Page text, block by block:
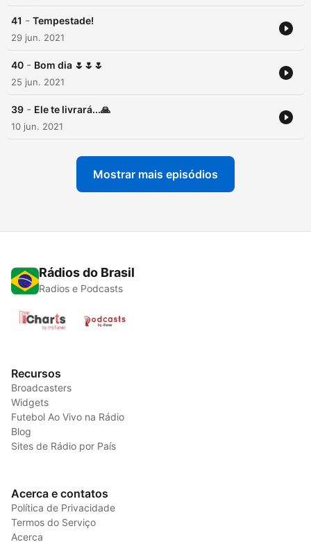
41 - Tempestade!
29 jun. 2021
40 - Bom dia 🌷🌷🌷
25 jun. 2021
39 - Ele te livrará...🙏
10 jun. 2021
Mostrar mais episódios
Rádios do Brasil
Radios e Podcasts
Recursos
Broadcasters
Widgets
Futebol Ao Vivo na Rádio
Blog
Sites de Rádio por País
Acerca e contatos
Política de Privacidade
Termos do Serviço
Acerca